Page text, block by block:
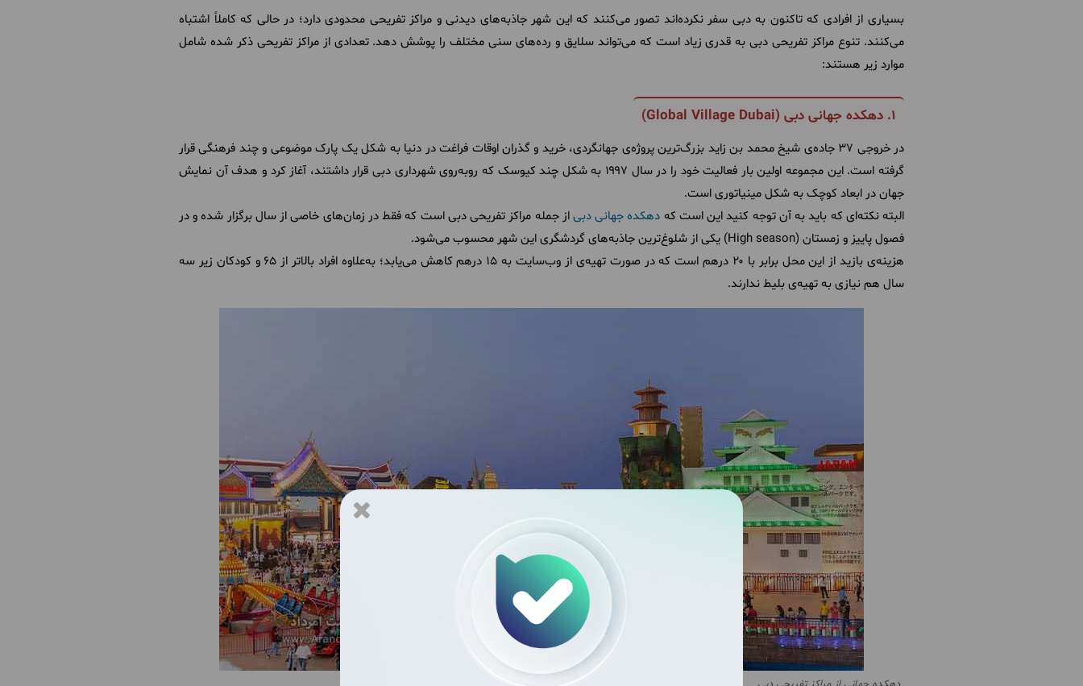
بسیاری از افرادی که تاکنون به دبی سفر نکرده‌اند تصور می‌کنند که این شهر جاذبه‌های دیدنی و مراکز تفریحی محدودی دارد؛ در حالی که کاملاً اشتباه
می‌کنند. تنوع مراکز تفریحی دبی به قدری زیاد است که می‌تواند سلایق و رده‌های سنی مختلف را پوشش دهد. تعدادی از مراکز تفریحی ذکر شده شامل
موارد زیر هستند:
۱. دهکده جهانی دبی (Global Village Dubai)
در خروجی ۳۷ جاده‌ی شیخ محمد بن زاید بزرگ‌ترین پروژه‌ی جهانگردی، خرید و گذران اوقات فراغت در دنیا به شکل یک پارک موضوعی و چند فرهنگی قرار
گرفته است. این مجموعه اولین بار فعالیت خود را در سال ۱۹۹۷ به شکل چند کیوسک که روبه‌روی شهرداری دبی قرار داشتند، آغاز کرد و هدف آن نمایش
جهان در ابعاد کوچک به شکل مینیاتوری است.
البته نکته‌ای که باید به آن توجه کنید این است که دهکده جهانی دبیاز جمله مراکز تفریحی دبی است که فقط در زمان‌های خاصی از سال برگزار شده و در
فصول پاییز و زمستان (High season) یکی از شلوغ‌ترین جاذبه‌های گردشگری این شهر محسوب می‌شود.
هزینه‌ی بازید از این محل برابر با ۲۰ درهم است که در صورت تهیه‌ی از وب‌سایت به ۱۵ درهم کاهش می‌یابد؛ به‌علاوه افراد بالاتر از ۶۵ و کودکان زیر سه
سال هم نیازی به تهیه‌ی بلیط ندارند.